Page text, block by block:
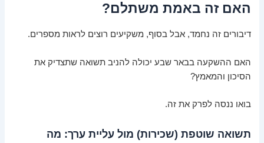
האם זה באמת משתלם?
דיבורים זה נחמד, אבל בסוף, משקיעים רוצים לראות מספרים.
האם ההשקעה בבאר שבע יכולה להניב תשואה שתצדיק את
הסיכון והמאמץ?
בואו ננסה לפרק את זה.
תשואה שוטפת (שכירות) מול עליית ערך: מה